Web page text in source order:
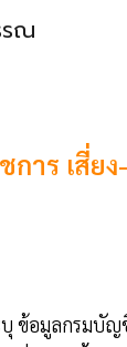
รณ
าร เสี่ย
ข้อมูลกรมบั